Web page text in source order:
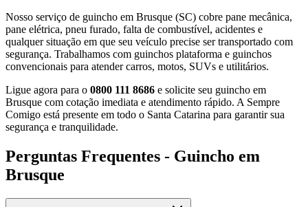
Nosso serviço de guincho em Brusque (SC) cobre pane mecânica,
pane elétrica, pneu furado, falta de combustível, acidentes e
qualquer situação em que seu veículo precise ser transportado com
segurança. Trabalhamos com guinchos plataforma e guinchos
convencionais para atender carros, motos, SUVs e utilitários.
Ligue agora para o 0800 111 8686 e solicite seu guincho em
Brusque com cotação imediata e atendimento rápido. A Sempre
Comigo está presente em todo o Santa Catarina para garantir sua
segurança e tranquilidade.
Perguntas Frequentes - Guincho em
Brusque